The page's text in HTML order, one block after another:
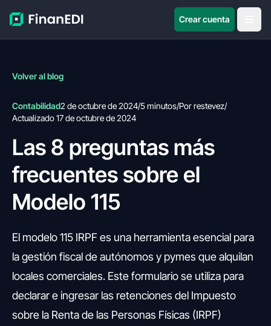
Crear cuenta
Volver al blog
Contabilidad2 de octubre de 2024/5 minutos/Por restevez/
Actualizado 17 de octubre de 2024
Las 8 preguntas más
frecuentes sobre el
Modelo 115
El modelo 115 IRPF es una herramienta esencial para
la gestión fiscal de autónomos y pymes que alquilan
locales comerciales. Este formulario se utiliza para
declarar e ingresar las retenciones del Impuesto
sobre la Renta de las Personas Físicas (IRPF)